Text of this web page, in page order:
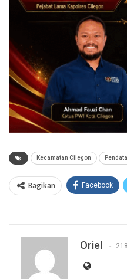
Kecamatan Cilegon
Bagikan Facebook
Oriel